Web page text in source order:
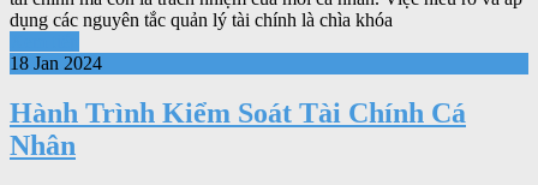
dụng các nguyên tắc quản lý tài chính là chìa khóa
18 Jan 2024
Hành Trình Kiểm Soát Tài Chính Cá
Nhân